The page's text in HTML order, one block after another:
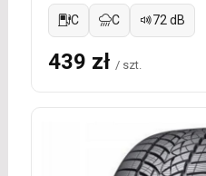
C C 72 dB
439 zł / szt.